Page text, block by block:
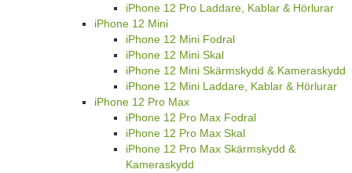
iPhone 12 Pro Laddare, Kablar & Hörlurar
iPhone 12 Mini
iPhone 12 Mini Fodral
iPhone 12 Mini Skal
iPhone 12 Mini Skärmskydd & Kameraskydd
iPhone 12 Mini Laddare, Kablar & Hörlurar
iPhone 12 Pro Max
iPhone 12 Pro Max Fodral
iPhone 12 Pro Max Skal
iPhone 12 Pro Max Skärmskydd &
Kameraskydd